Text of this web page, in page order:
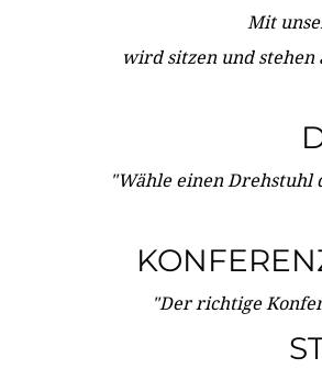
Mit
wird sitzen und
"Wähle einen
"Der richtige